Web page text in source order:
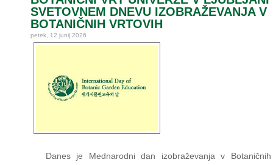
SVETOVNEM DNEVU IZOBRAŽEVANJA V
BOTANIČNIH VRTOVIH
petek, 12 junij 2026
Danes je Mednarodni dan izobraževanja v